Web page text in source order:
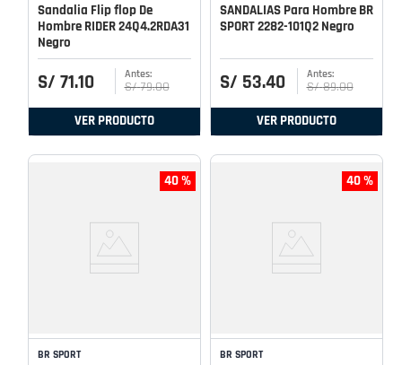
Sandalia Flip flop De
Hombre RIDER 24Q4.2RDA31
Negro
S/ 71.10 S/ 79.00
VER PRODUCTO
SANDALIAS Para Hombre BR
SPORT 2282-101Q2 Negro
S/ 53.40 S/ 89.00
VER PRODUCTO
40 %
BR SPORT
40 %
BR SPORT